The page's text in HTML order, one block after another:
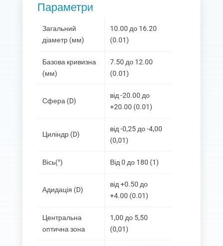
Параметри
Загальний
діаметр (мм)
10.00 до 16.20
(0.01)
Базова кривизна
(мм)
7.50 до 12.00
(0.01)
Сфера (D)
від -20.00 до
+20.00 (0.01)
Циліндр (D)
від -0,25 до -4,00
(0,01)
Вісь(°) Від 0 до 180 (1)
Адидація (D)
від +0.50 до
+4.00 (0.01)
Центральна
оптична зона
1,00 до 5,50
(0,01)